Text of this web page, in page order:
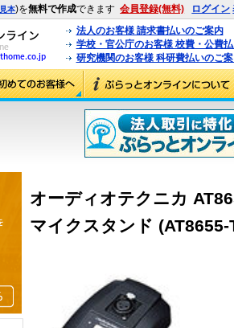
見本)を無料で作成できます 会員登録(無料) ログイン
法人のお客様 請求書払いのご案内
学校・官公庁のお客様 校費・公費
研究機関のお客様 科研費払いのご
オーディオテクニカ
マイクスタンド (AT8655-